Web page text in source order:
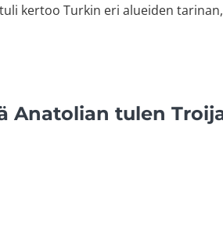
kertoo Turkin eri alueiden
Anatolian tulen